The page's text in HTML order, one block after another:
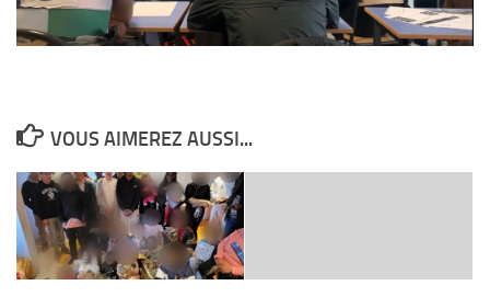
VOUS AIMEREZ AUSSI...